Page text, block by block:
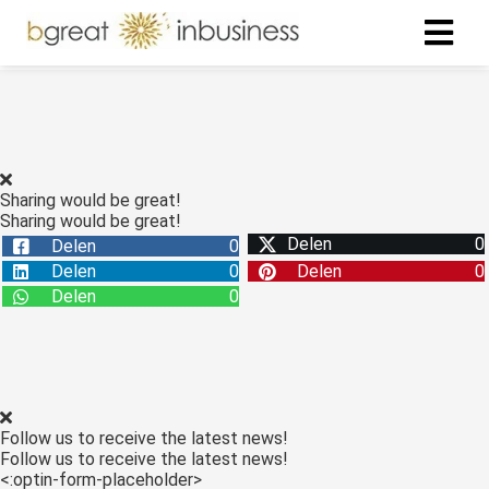
Sharing would be great!
Sharing would be great!
Delen
0 Delen
0
Delen
0 Delen
0
Delen
0
Follow us to receive the latest news!
Follow us to receive the latest news!
<:optin-form-placeholder>
gebruikt
deze